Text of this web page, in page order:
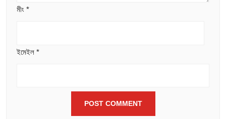
মীং *
ইমেইল *